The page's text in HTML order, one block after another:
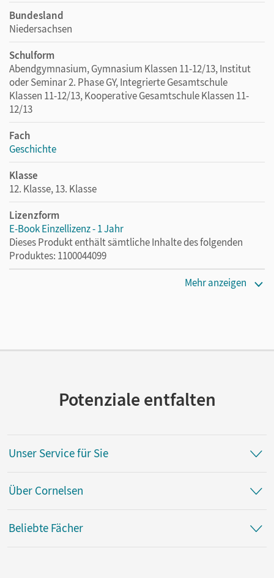
Bundesland
Niedersachsen
Schulform
Abendgymnasium, Gymnasium Klassen 11-12/13, Institut
oder Seminar 2. Phase GY, Integrierte Gesamtschule
Klassen 11-12/13, Kooperative Gesamtschule Klassen 11-
12/13
Fach
Geschichte
Klasse
12. Klasse, 13. Klasse
Lizenzform
E-Book Einzellizenz - 1 Jahr
Dieses Produkt enthält sämtliche Inhalte des folgenden
Produktes: 1100044099
Privatpersonen, die nur mit dem E-Book arbeiten.
Mehr anzeigen
Potenziale entfalten
Unser Service für Sie
Über Cornelsen
Beliebte Fächer